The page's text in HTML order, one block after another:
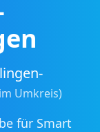
Umkreis)
für Smart